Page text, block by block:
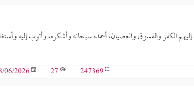
الكفر والفسوق والعصيان، أحمده سبحانه وأشكره، وأتوب إليه
247369
27
06/2026